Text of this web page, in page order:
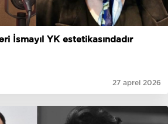
İsmayıl YK estetikasındadır
27 aprel 2026